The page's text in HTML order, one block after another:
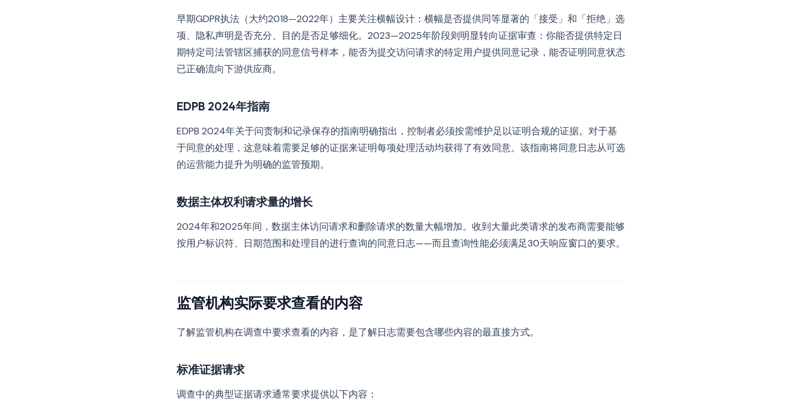
早期GDPR执法（大约2018—2022年）主要关注横幅设计：横幅是否提供同等显著的「接受」和「拒绝」选
项、隐私声明是否充分、目的是否足够细化。2023—2025年阶段则明显转向证据审查：你能否提供特定日
期特定司法管辖区捕获的同意信号样本，能否为提交访问请求的特定用户提供同意记录，能否证明同意状态
已正确流向下游供应商。
EDPB 2024年指南
EDPB 2024年关于问责制和记录保存的指南明确指出，控制者必须按需维护足以证明合规的证据。对于基
于同意的处理，这意味着需要足够的证据来证明每项处理活动均获得了有效同意。该指南将同意日志从可选
的运营能力提升为明确的监管预期。
数据主体权利请求量的增长
2024年和2025年间，数据主体访问请求和删除请求的数量大幅增加。收到大量此类请求的发布商需要能够
按用户标识符、日期范围和处理目的进行查询的同意日志——而且查询性能必须满足30天响应窗口的要求。
监管机构实际要求查看的内容
了解监管机构在调查中要求查看的内容，是了解日志需要包含哪些内容的最直接方式。
标准证据请求
调查中的典型证据请求通常要求提供以下内容：